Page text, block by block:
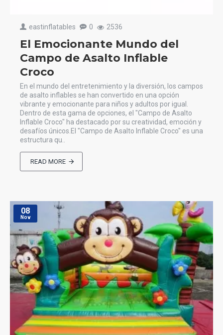
eastinflatables 0 2536
El Emocionante Mundo del
Campo de Asalto Inflable
Croco
En el mundo del entretenimiento y la diversión, los campos
de asalto inflables se han convertido en una opción
vibrante y emocionante para niños y adultos por igual.
Dentro de esta gama de opciones, el "Campo de Asalto
Inflable Croco" ha destacado por su creatividad, emoción y
desafíos únicos.El "Campo de Asalto Inflable Croco" es una
estructura qu..
READ MORE
08
Nov